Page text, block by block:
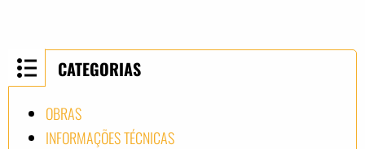
CATEGORIAS
OBRAS
INFORMAÇÕES TÉCNICAS